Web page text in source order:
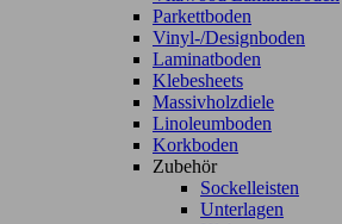
Parkettboden
Vinyl-/Designboden
Laminatboden
Klebesheets
Massivholzdiele
Linoleumboden
Korkboden
Zubehör
Sockelleisten
Unterlagen